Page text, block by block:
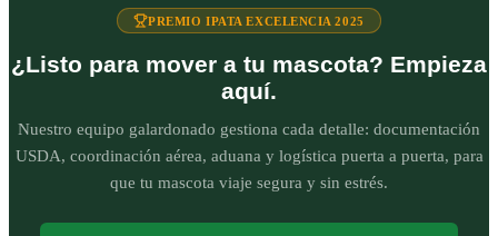
PREMIO IPATA EXCELENCIA 2025
¿Listo para mover a tu mascota? Empieza
aquí.
Nuestro equipo galardonado gestiona cada detalle: documentación
USDA, coordinación aérea, aduana y logística puerta a puerta, para
que tu mascota viaje segura y sin estrés.